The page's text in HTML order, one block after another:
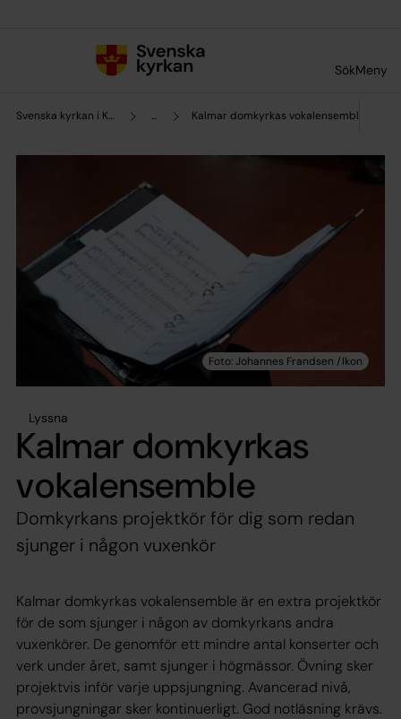
SökMeny
Svenska kyrkan i Kalmar ... Kalmar domkyrkas vokalensemble
Lyssna
Kalmar domkyrkas
vokalensemble
Domkyrkans projektkör för dig som redan
sjunger i någon vuxenkör
Kalmar domkyrkas vokalensemble är en extra projektkör
för de som sjunger i någon av domkyrkans andra
vuxenkörer. De genomför ett mindre antal konserter och
verk under året, samt sjunger i högmässor. Övning sker
projektvis inför varje uppsjungning. Avancerad nivå,
provsjungningar sker kontinuerligt. God notläsning krävs.